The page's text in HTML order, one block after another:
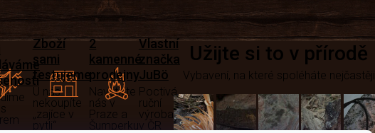
Zboží
sami
testujeme
U nás
nekoupíte
„zajíce v
pytli“
2
kamenné
prodejny
Navštivte
nás v
Praze a
Šumperku
Vlastní
značka
JuBö
Poctivá
ruční
výroba
v ČR
Užijte si to v přírodě
Vybavení, na které spoléháte nejčastěji